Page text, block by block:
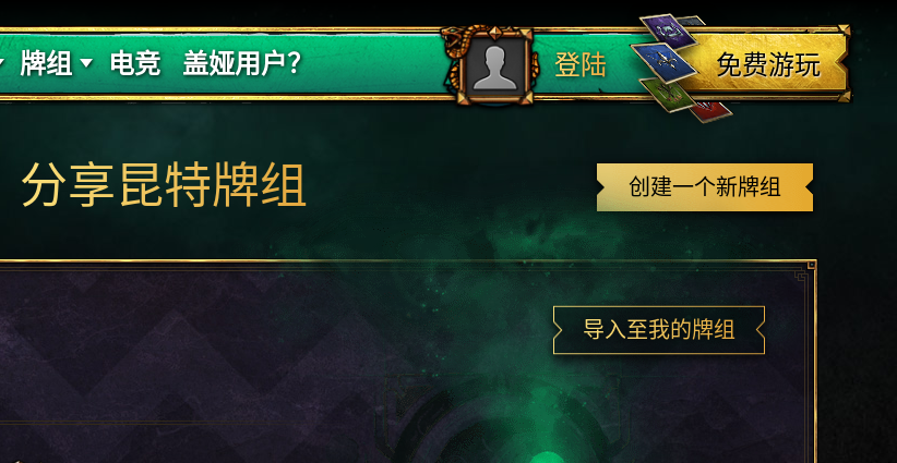
牌组
牌组攻略
电竞 盖娅用户？ 登陆
登出
免费游玩
创建一个新牌组
分享昆特牌组
导入至我的牌组